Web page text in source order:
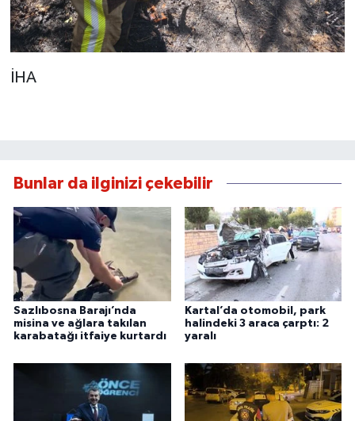
İHA
Bunlar da ilginizi çekebilir
Sazlıbosna Barajı’nda
misina ve ağlara takılan
karabatağı itfaiye kurtardı
Kartal’da otomobil, park
halindeki 3 araca çarptı: 2
yaralı